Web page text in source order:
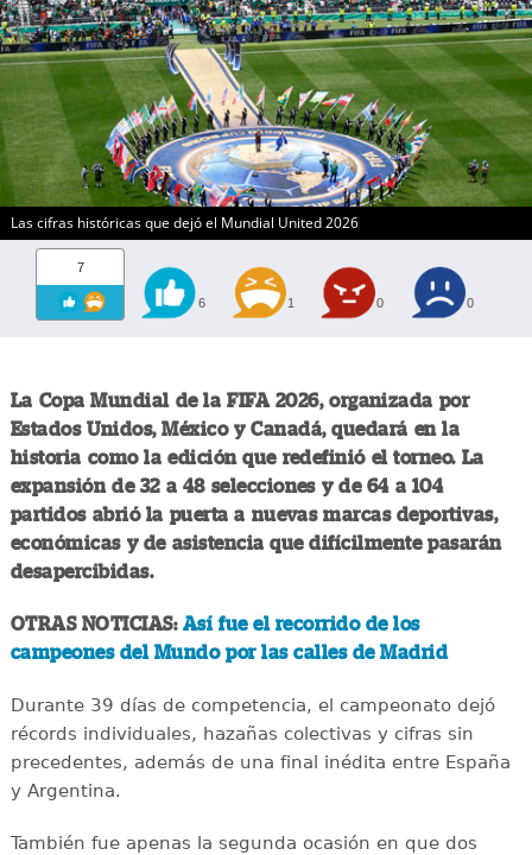
Las cifras históricas que dejó el Mundial United 2026
7
6 1 0 0
La Copa Mundial de la FIFA 2026, organizada por
Estados Unidos, México y Canadá, quedará en la
historia como la edición que redefinió el torneo. La
expansión de 32 a 48 selecciones y de 64 a 104
partidos abrió la puerta a nuevas marcas deportivas,
económicas y de asistencia que difícilmente pasarán
desapercibidas.
OTRAS NOTICIAS: Así fue el recorrido de los
campeones del Mundo por las calles de Madrid
Durante 39 días de competencia, el campeonato dejó
récords individuales, hazañas colectivas y cifras sin
precedentes, además de una final inédita entre España
y Argentina.
También fue apenas la segunda ocasión en que dos